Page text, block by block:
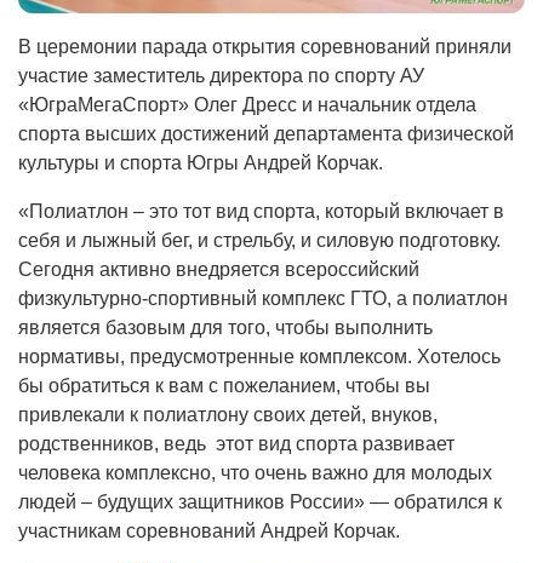
В церемонии парада открытия соревнований приняли
участие заместитель директора по спорту АУ
«ЮграМегаСпорт» Олег Дресс и начальник отдела
спорта высших достижений департамента физической
культуры и спорта Югры Андрей Корчак.
«Полиатлон – это тот вид спорта, который включает в
себя и лыжный бег, и стрельбу, и силовую подготовку.
Сегодня активно внедряется всероссийский
физкультурно-спортивный комплекс ГТО, а полиатлон
является базовым для того, чтобы выполнить
нормативы, предусмотренные комплексом. Хотелось
бы обратиться к вам с пожеланием, чтобы вы
привлекали к полиатлону своих детей, внуков,
родственников, ведь этот вид спорта развивает
человека комплексно, что очень важно для молодых
людей – будущих защитников России» — обратился к
участникам соревнований Андрей Корчак.